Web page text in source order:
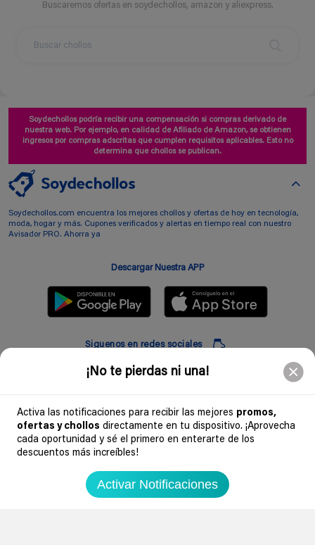
¡No te pierdas ni una!
Activa las notificaciones para recibir las mejores promos,
ofertas y chollos directamente en tu dispositivo. ¡Aprovecha
cada oportunidad y sé el primero en enterarte de los
descuentos más increíbles!
Activar Notificaciones
Buscaremos ofertas en soydechollos, amazon y aliexpress.
Soydechollos podría recibir una compensación si compras derivado de
nuestra web. Por ejemplo, en calidad de Afiliado de Amazon, se obtienen
ingresos por compras adscritas que cumplen requisitos aplicables. Esto no
determina que chollos se publican.
Soydechollos.com encuentra los mejores chollos y ofertas de hoy en tecnología,
moda, hogar y más. Cupones verificados y alertas en tiempo real con nuestro
Avisador PRO. Ahorra ya
Descargar Nuestra APP
Siguenos en redes sociales
Introduciendo mi correo electronico acepto la politica de privacidad y doy mi
consentimiento a recibir comerciales a traves de mi e-mail